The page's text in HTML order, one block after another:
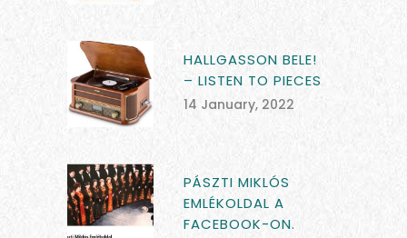
HALLGASSON BELE!
– LISTEN TO PIECES
14 January, 2022
PÁSZTI MIKLÓS
EMLÉKOLDAL A
FACEBOOK-ON.